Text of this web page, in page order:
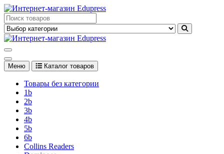
Перейти
к
содержимому
Edupress Uzbekistan, Edupress Узбекистан, книги, учебники на
английском языке
английском языке
Меню Каталог товаров
Товары без категории
1b
2b
3b
4b
5b
6b
Collins Readers